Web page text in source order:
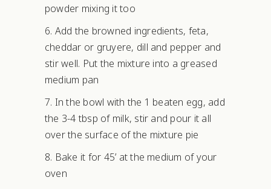
powder mixing it too
6. Add the browned ingredients, feta,
cheddar or gruyere, dill and pepper and
stir well. Put the mixture into a greased
medium pan
7. In the bowl with the 1 beaten egg, add
the 3-4 tbsp of milk, stir and pour it all
over the surface of the mixture pie
8. Bake it for 45’ at the medium of your
oven